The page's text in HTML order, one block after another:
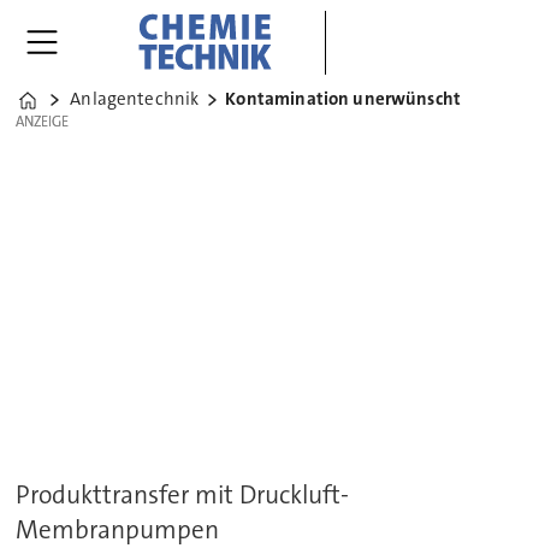
Home
Anlagentechnik Kontamination unerwünscht
ANZEIGE
ANZEIGE
Produkttransfer mit Druckluft-
Membranpumpen